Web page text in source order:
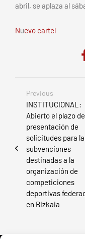
abril, se aplaza al
Nuevo cartel
Previous
INSTITUCIONAL:
Abierto el plazo de
presentación de
solicitudes para
subvenciones
destinadas a la
organización de
competiciones
deportivas
en Bizkaia